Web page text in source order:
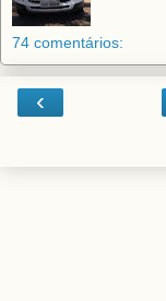
74 comentários:
‹